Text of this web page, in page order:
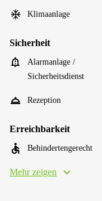
Klimaanlage
Sicherheit
Alarmanlage /
Sicherheitsdienst
Rezeption
Erreichbarkeit
Behindertengerecht
Mehr zeigen